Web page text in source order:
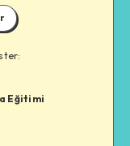
Eğitimi